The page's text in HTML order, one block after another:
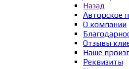
Назад
Авторское
О компании
Отзывы
Наше
Реквизиты